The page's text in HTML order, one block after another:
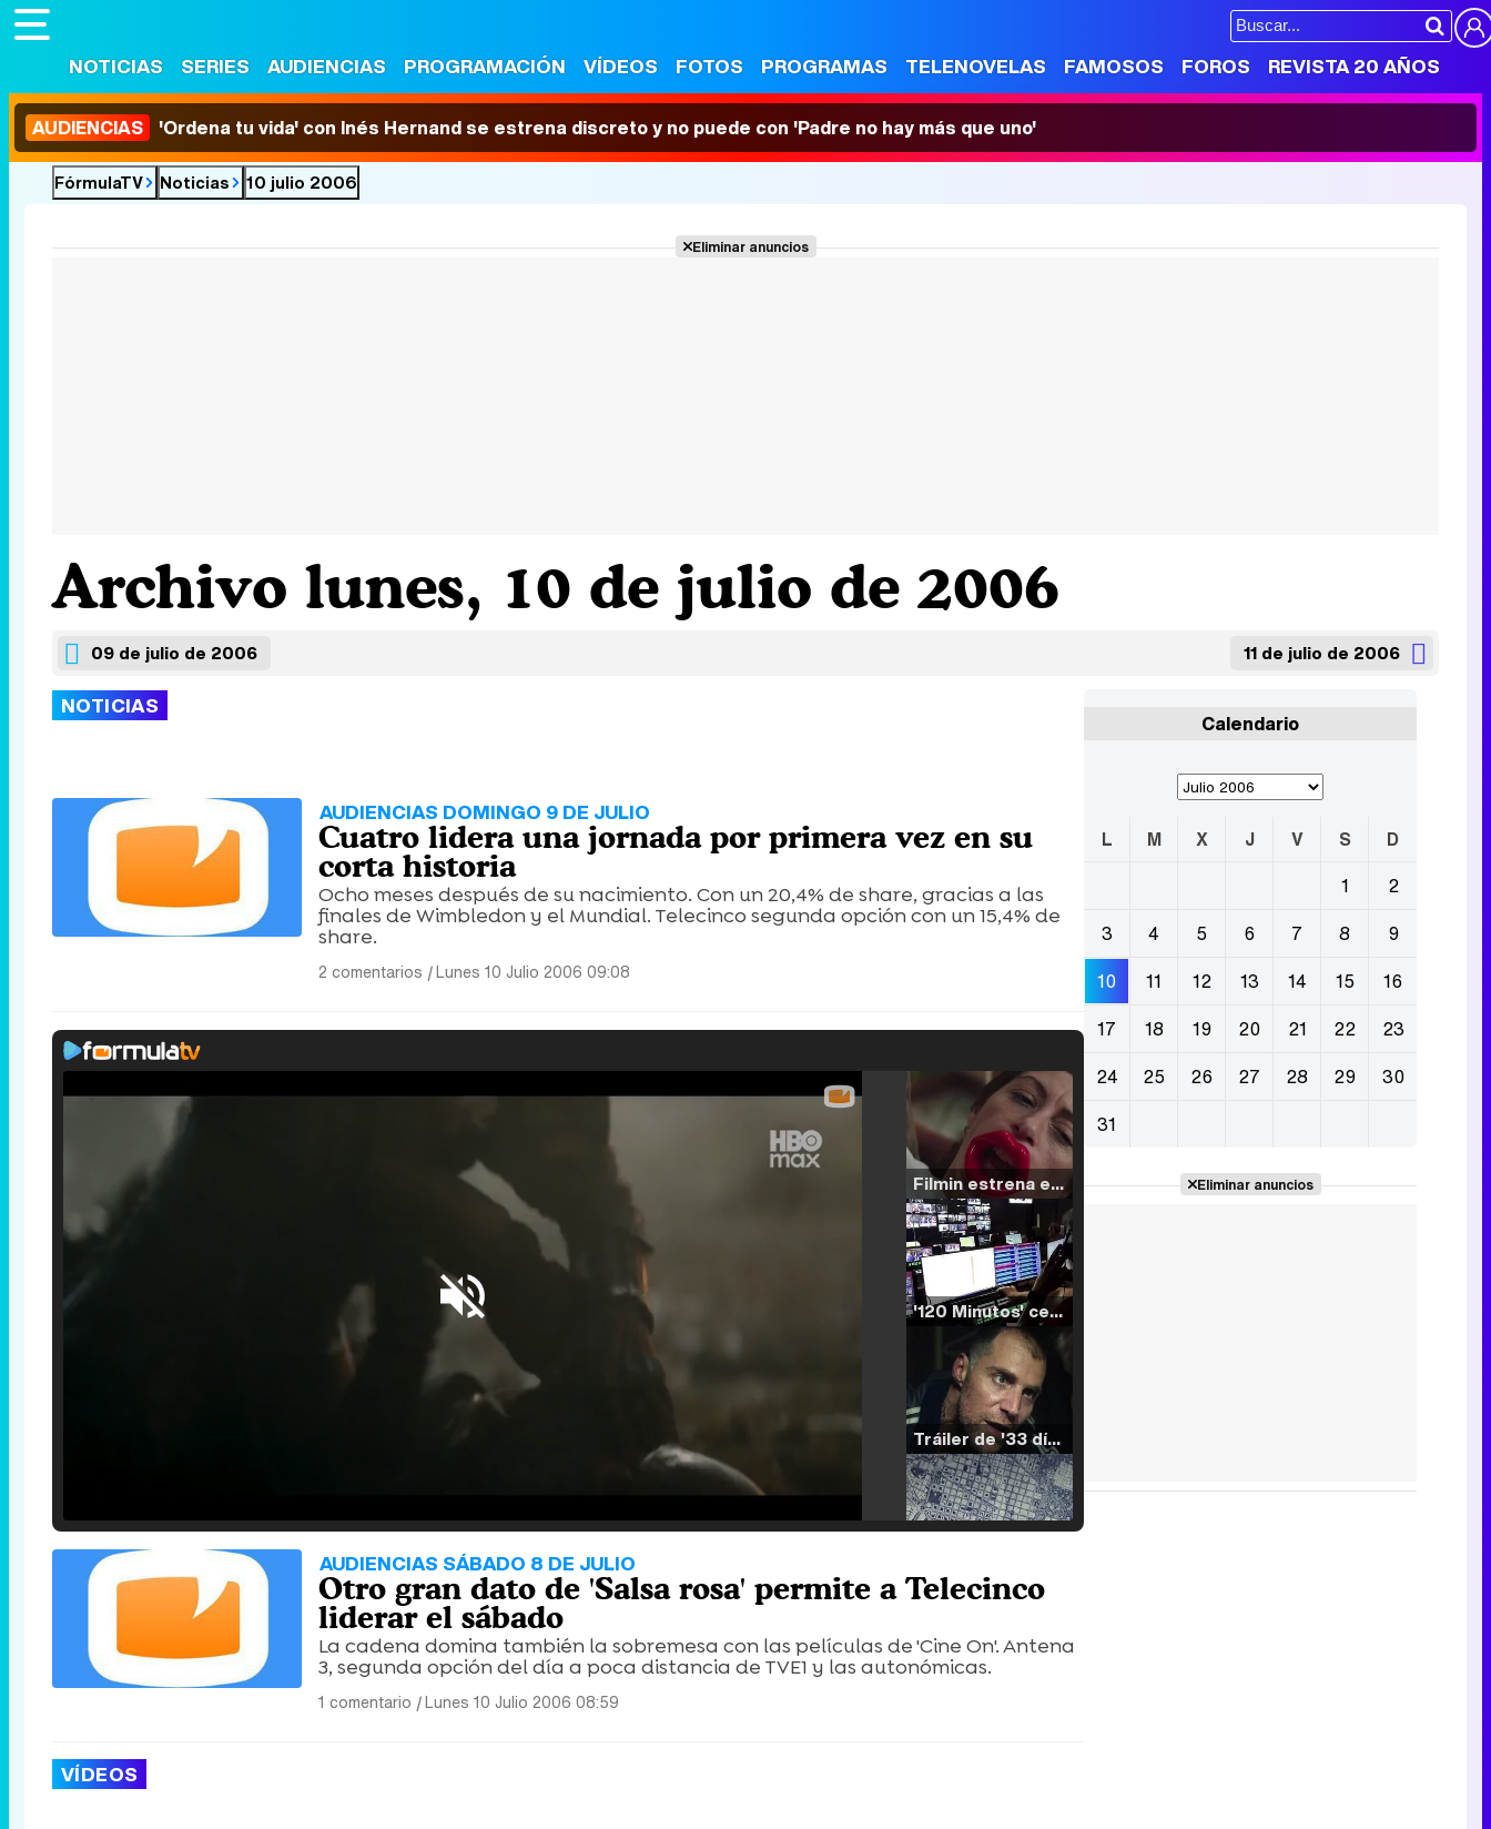
NOTICIAS SERIES AUDIENCIAS PROGRAMACIÓN VÍDEOS FOTOS PROGRAMAS TELENOVELAS FAMOSOS FOROS REVISTA 20 AÑOS
AUDIENCIAS 'Ordena tu vida' con Inés Hernand se estrena discreto y no puede con 'Padre no hay más que uno'
FórmulaTV Noticias 10 julio 2006
Eliminar anuncios
Archivo lunes, 10 de julio de 2006
09 de julio de 2006 11 de julio de 2006
NOTICIAS
AUDIENCIAS DOMINGO 9 DE JULIO
Cuatro lidera una jornada por primera vez en su
corta historia
Ocho meses después de su nacimiento. Con un 20,4% de share, gracias a las
finales de Wimbledon y el Mundial. Telecinco segunda opción con un 15,4% de
share.
2 comentarios |Lunes 10 Julio 2006 09:08
Filmin estrena el tráiler de 'Millennial Mal', su nueva comedia universitaria de la mano de Lorena Iglesias
'120 Minutos' celebra sus 2.000 programas en Telemadrid con un vídeo del día a día en la redacción
Tráiler de '33 días', la nueva serie de Atresplayer con Julián Villagrán y José Manuel Poga
AUDIENCIAS SÁBADO 8 DE JULIO
Otro gran dato de 'Salsa rosa' permite a Telecinco
liderar el sábado
La cadena domina también la sobremesa con las películas de 'Cine On'. Antena
3, segunda opción del día a poca distancia de TVE1 y las autonómicas.
1 comentario |Lunes 10 Julio 2006 08:59
VÍDEOS
Calendario
L M X J V S
D
1
2
3
4 5 6 7 8
9
10
11 12 13 14 15
16
17
18 19 20 21 22
23
24
25 26 27 28 29
30
31
Eliminar anuncios